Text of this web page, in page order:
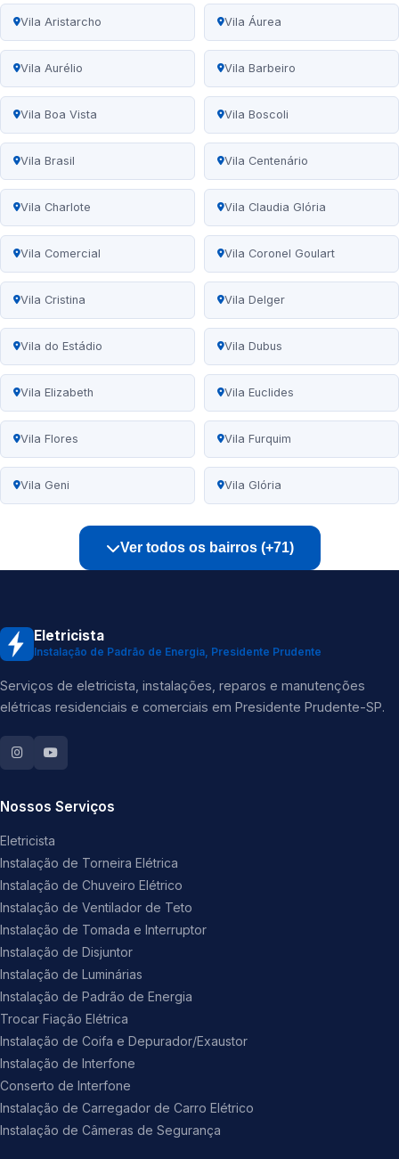
Vila Aristarcho Vila Áurea
Vila Aurélio Vila Barbeiro
Vila Boa Vista Vila Boscoli
Vila Brasil Vila Centenário
Vila Charlote Vila Claudia Glória
Vila Comercial Vila Coronel Goulart
Vila Cristina Vila Delger
Vila do Estádio Vila Dubus
Vila Elizabeth Vila Euclides
Vila Flores Vila Furquim
Vila Geni Vila Glória
Ver todos os bairros (+71)
Eletricista
Instalação de Padrão de Energia, Presidente Prudente
Serviços de eletricista, instalações, reparos e manutenções
elétricas residenciais e comerciais em Presidente Prudente-SP.
Nossos Serviços
Eletricista
Instalação de Torneira Elétrica
Instalação de Chuveiro Elétrico
Instalação de Ventilador de Teto
Instalação de Tomada e Interruptor
Instalação de Disjuntor
Instalação de Luminárias
Instalação de Padrão de Energia
Trocar Fiação Elétrica
Instalação de Coifa e Depurador/Exaustor
Instalação de Interfone
Conserto de Interfone
Instalação de Carregador de Carro Elétrico
Instalação de Câmeras de Segurança